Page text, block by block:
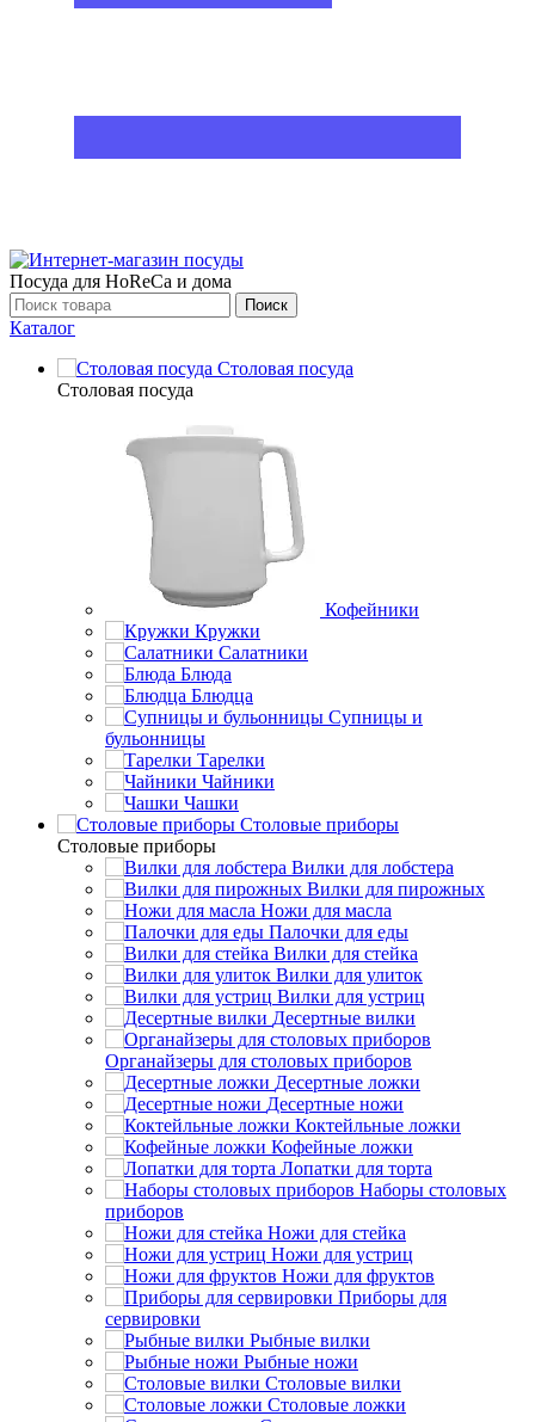
Посуда для HoReCa и дома
Поиск
Каталог
Столовая посуда
Столовая посуда
Кофейники
Кружки
Салатники
Блюда
Блюдца
Супницы и
бульонницы
Тарелки
Чайники
Чашки
Cтоловые приборы
Cтоловые приборы
Вилки для лобстера
Вилки для пирожных
Ножи для масла
Палочки для еды
Вилки для стейка
Вилки для улиток
Вилки для устриц
Десертные вилки
Органайзеры для столовых приборов
Десертные ложки
Десертные ножи
Коктейльные ложки
Кофейные ложки
Лопатки для торта
Наборы столовых
приборов
Ножи для стейка
Ножи для устриц
Ножи для фруктов
Приборы для
сервировки
Рыбные вилки
Рыбные ножи
Столовые вилки
Столовые ложки